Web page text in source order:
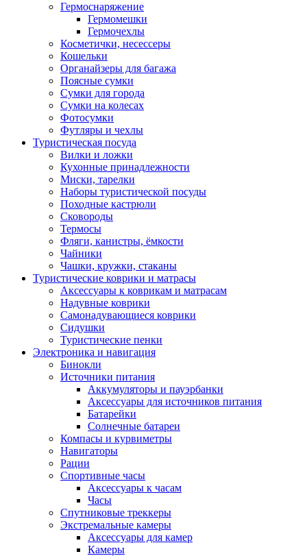
Гермоснаряжение
Гермомешки
Гермочехлы
Косметички, несессеры
Кошельки
Органайзеры для багажа
Поясные сумки
Сумки для города
Сумки на колесах
Фотосумки
Футляры и чехлы
Туристическая посуда
Вилки и ложки
Кухонные принадлежности
Миски, тарелки
Наборы туристической посуды
Походные кастрюли
Сковороды
Термосы
Фляги, канистры, ёмкости
Чайники
Чашки, кружки, стаканы
Туристические коврики и матрасы
Аксессуары к коврикам и матрасам
Надувные коврики
Самонадувающиеся коврики
Сидушки
Туристические пенки
Электроника и навигация
Бинокли
Источники питания
Аккумуляторы и пауэрбанки
Аксессуары для источников питания
Батарейки
Солнечные батареи
Компасы и курвиметры
Навигаторы
Рации
Спортивные часы
Аксессуары к часам
Часы
Спутниковые треккеры
Экстремальные камеры
Аксессуары для камер
Камеры